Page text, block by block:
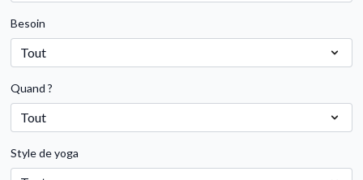
Besoin
Quand ?
Style de yoga